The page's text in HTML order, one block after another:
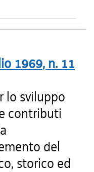
1969, n. 11
lo sviluppo
contributi
del
storico ed